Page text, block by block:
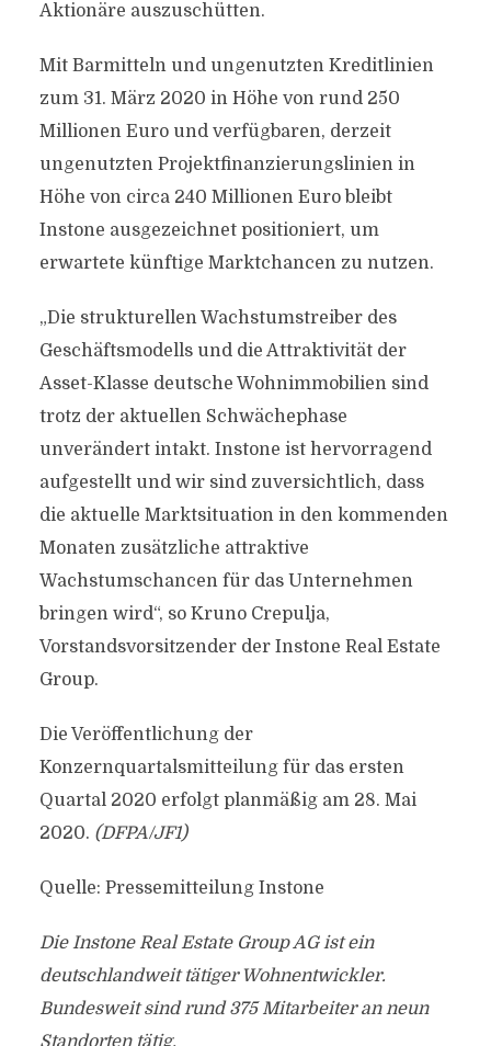
Aktionäre auszuschütten.
Mit Barmitteln und ungenutzten Kreditlinien
zum 31. März 2020 in Höhe von rund 250
Millionen Euro und verfügbaren, derzeit
ungenutzten Projektfinanzierungslinien in
Höhe von circa 240 Millionen Euro bleibt
Instone ausgezeichnet positioniert, um
erwartete künftige Marktchancen zu nutzen.
„Die strukturellen Wachstumstreiber des
Geschäftsmodells und die Attraktivität der
Asset-Klasse deutsche Wohnimmobilien sind
trotz der aktuellen Schwächephase
unverändert intakt. Instone ist hervorragend
aufgestellt und wir sind zuversichtlich, dass
die aktuelle Marktsituation in den kommenden
Monaten zusätzliche attraktive
Wachstumschancen für das Unternehmen
bringen wird“, so Kruno Crepulja,
Vorstandsvorsitzender der Instone Real Estate
Group.
Die Veröffentlichung der
Konzernquartalsmitteilung für das ersten
Quartal 2020 erfolgt planmäßig am 28. Mai
2020. (DFPA/JF1)
Quelle: Pressemitteilung Instone
Die Instone Real Estate Group AG ist ein
deutschlandweit tätiger Wohnentwickler.
Bundesweit sind rund 375 Mitarbeiter an neun
Standorten tätig.